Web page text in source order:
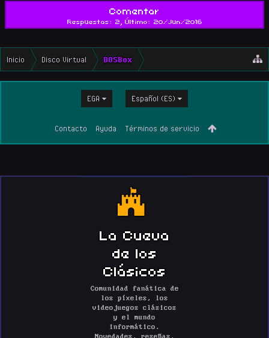
Comentar
Respuestas: 2, Último: 20/Jun/2016
Inicio Disco Virtual DOSBox
EGA Español (ES)
Contacto Ayuda Términos de servicio
La Cueva
de los
Clásicos
Comunidad fanática de
los píxeles, los
videojuegos clásicos
y el mundo
informático.